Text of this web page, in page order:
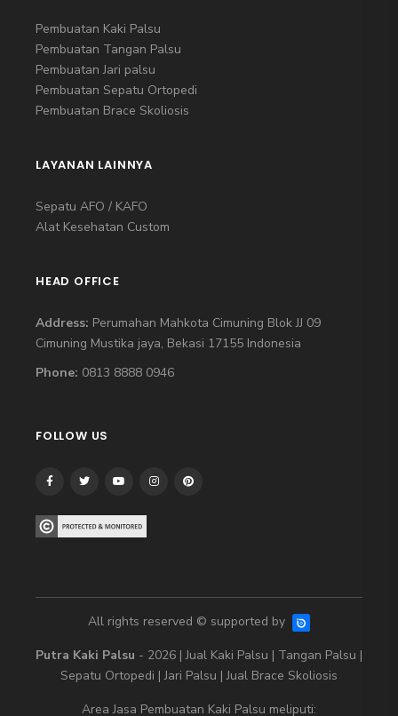
Pembuatan Kaki Palsu
Pembuatan Tangan Palsu
Pembuatan Jari palsu
Pembuatan Sepatu Ortopedi
Pembuatan Brace Skoliosis
LAYANAN LAINNYA
Sepatu AFO / KAFO
Alat Kesehatan Custom
HEAD OFFICE
Address: Perumahan Mahkota Cimuning Blok JJ 09
Cimuning Mustika jaya, Bekasi 17155 Indonesia
Phone: 0813 8888 0946
FOLLOW US
All rights reserved © supported by
Putra Kaki Palsu - 2026 |Jual Kaki Palsu | Tangan Palsu |
Sepatu Ortopedi |Jari Palsu |Jual Brace Skoliosis
AreaJasa Pembuatan Kaki Palsu meliputi: